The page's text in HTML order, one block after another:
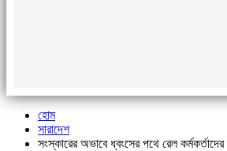
হোম
সারাদেশ
সংস্কারের অভাবে ধ্বংসের পথে রেল